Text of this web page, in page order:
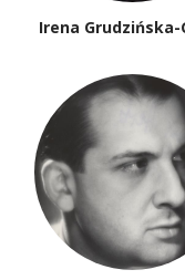
Irena Grudzińska-